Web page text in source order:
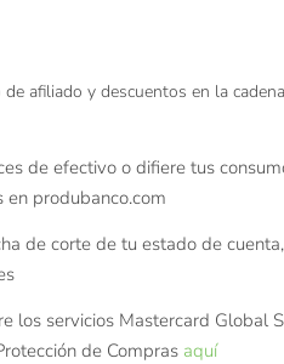
de afiliado y descuentos en la cadena
de efectivo o difiere tus
en produbanco.com
de corte de tu estado de
los servicios Mastercard Global
de Compras aquí